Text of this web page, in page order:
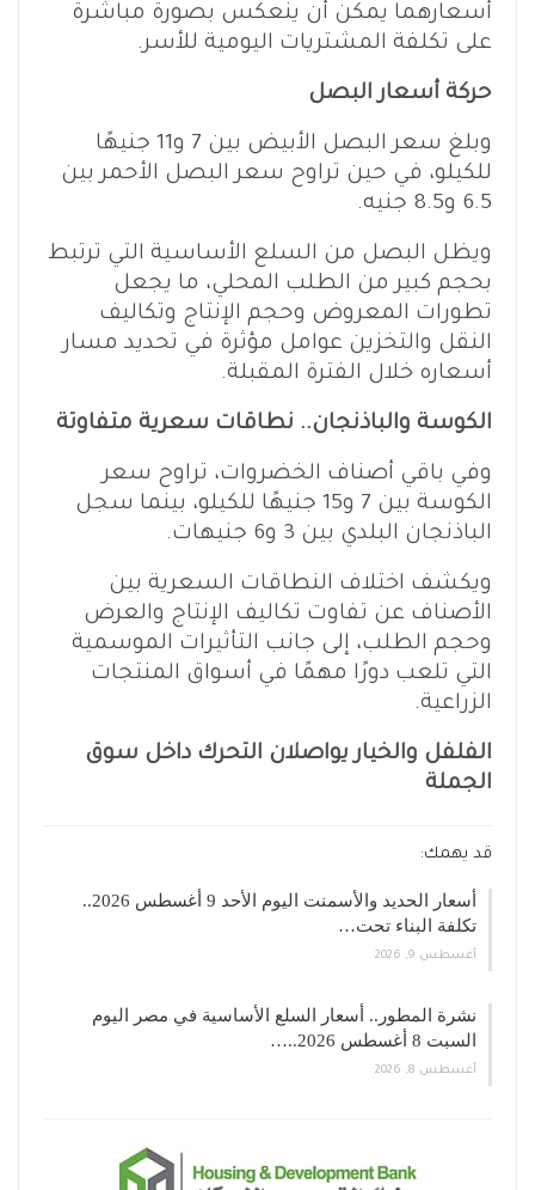
أسعارهما يمكن أن ينعكس بصورة مباشرة
على تكلفة المشتريات اليومية للأسر.
حركة أسعار البصل
وبلغ سعر البصل الأبيض بين 7 و11 جنيهًا
للكيلو، في حين تراوح سعر البصل الأحمر بين
6.5 و8.5 جنيه.
ويظل البصل من السلع الأساسية التي ترتبط
بحجم كبير من الطلب المحلي، ما يجعل
تطورات المعروض وحجم الإنتاج وتكاليف
النقل والتخزين عوامل مؤثرة في تحديد مسار
أسعاره خلال الفترة المقبلة.
الكوسة والباذنجان.. نطاقات سعرية متفاوتة
وفي باقي أصناف الخضروات، تراوح سعر
الكوسة بين 7 و15 جنيهًا للكيلو، بينما سجل
الباذنجان البلدي بين 3 و6 جنيهات.
ويكشف اختلاف النطاقات السعرية بين
الأصناف عن تفاوت تكاليف الإنتاج والعرض
وحجم الطلب، إلى جانب التأثيرات الموسمية
التي تلعب دورًا مهمًا في أسواق المنتجات
الزراعية.
الفلفل والخيار يواصلان التحرك داخل سوق
الجملة
قد يهمك:
أسعار الحديد والأسمنت اليوم الأحد 9 أغسطس 2026..
تكلفة البناء تحت…
أغسطس 9, 2026
نشرة المطور.. أسعار السلع الأساسية في مصر اليوم
السبت 8 أغسطس 2026..…
أغسطس 8, 2026